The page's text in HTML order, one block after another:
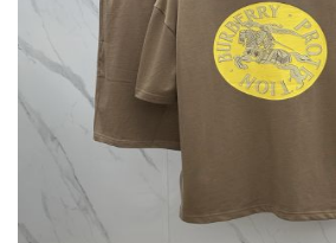
2026人気特集
バッグ
財布
時計
服
ズボン
衣装セット
靴
住まい用品
アクセサリー
ベルト
スカーフ
アイフォーンケ
ース
小物